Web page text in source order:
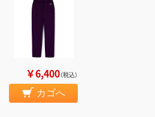
￥6,400（税込）
カゴへ